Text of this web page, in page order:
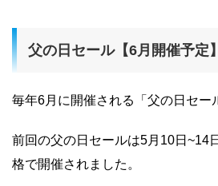
父の日セール【6月開催予定】
毎年6月に開催される「父の日セー
前回の父の日セールは5月10日~14
格で開催されました。